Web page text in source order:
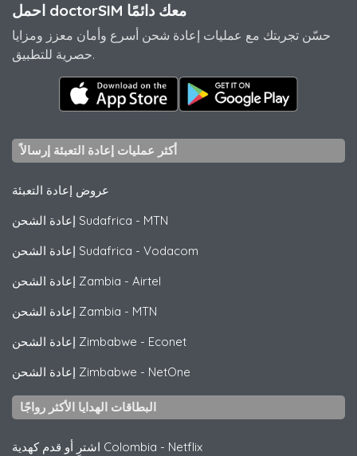
احمل doctorSIM معك دائمًا
حسّن تجربتك مع عمليات إعادة شحن أسرع وأمان معزز ومزايا
حصرية للتطبيق.
أكثر عمليات إعادة التعبئة إرسالاً
عروض إعادة التعبئة
إعادة الشحن Sudafrica - MTN
إعادة الشحن Sudafrica - Vodacom
إعادة الشحن Zambia - Airtel
إعادة الشحن Zambia - MTN
إعادة الشحن Zimbabwe - Econet
إعادة الشحن Zimbabwe - NetOne
البطاقات الهدايا الأكثر رواجًا
اشترِ أو قدم كهدية Colombia - Netflix